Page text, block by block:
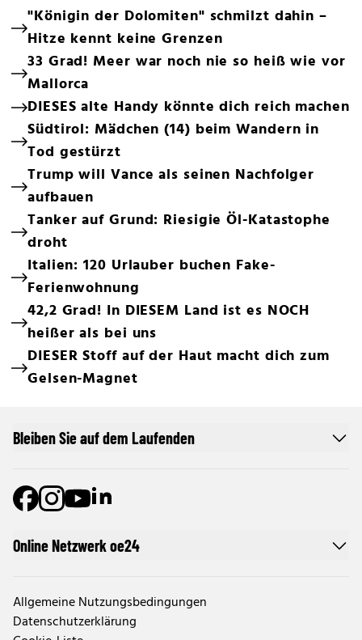
"Königin der Dolomiten" schmilzt dahin –
Hitze kennt keine Grenzen
33 Grad! Meer war noch nie so heiß wie vor
Mallorca
DIESES alte Handy könnte dich reich machen
Südtirol: Mädchen (14) beim Wandern in
Tod gestürzt
Trump will Vance als seinen Nachfolger
aufbauen
Tanker auf Grund: Riesigie Öl-Katastophe
droht
Italien: 120 Urlauber buchen Fake-
Ferienwohnung
42,2 Grad! In DIESEM Land ist es NOCH
heißer als bei uns
DIESER Stoff auf der Haut macht dich zum
Gelsen-Magnet
Online Netzwerk oe24
Allgemeine Nutzungsbedingungen
Datenschutzerklärung
Bleiben Sie auf dem Laufenden